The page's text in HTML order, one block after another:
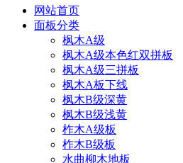
网站首页
面板分类
枫木A级
枫木A级本色红双拼板
枫木A级三拼板
枫木A板下线
枫木B级深黄
枫木B级浅黄
柞木A级板
柞木B级板
水曲柳木地板